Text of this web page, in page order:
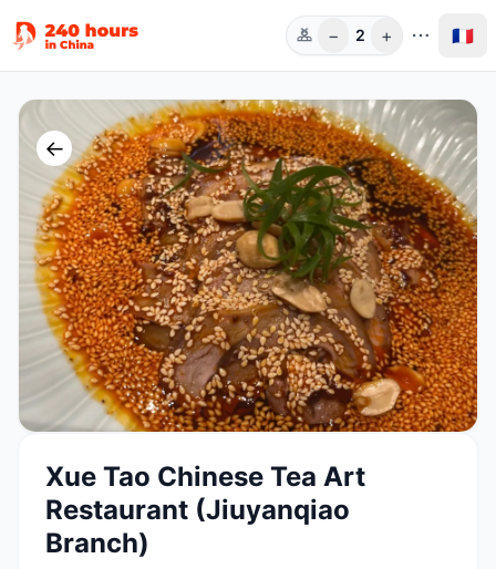
Pers.
− 2 + 🇫🇷
←
Xue Tao Chinese Tea Art
Restaurant (Jiuyanqiao
Branch)